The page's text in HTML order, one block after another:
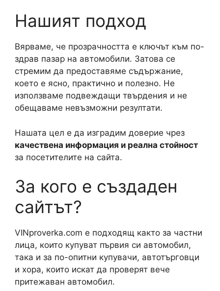
Нашият подход
Вярваме, че прозрачността е ключът към по-
здрав пазар на автомобили. Затова се
стремим да предоставяме съдържание,
което е ясно, практично и полезно. Не
използваме подвеждащи твърдения и не
обещаваме невъзможни резултати.
Нашата цел е да изградим доверие чрез
качествена информация и реална стойност
за посетителите на сайта.
За кого е създаден
сайтът?
VINproverka.com е подходящ както за частни
лица, които купуват първия си автомобил,
така и за по-опитни купувачи, автотърговци
и хора, които искат да проверят вече
притежаван автомобил.